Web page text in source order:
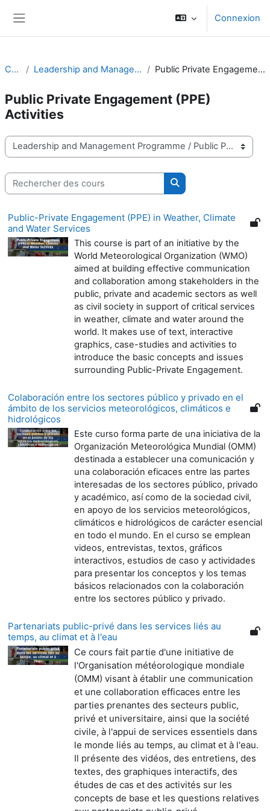
Connexion
Cours Leadership and Management Programme Public Private Engagement (PPE) Activities
Public Private Engagement (PPE)
Activities
Catégories de cours
Rechercher des cours
Rechercher des cours
Public-Private Engagement (PPE) in Weather, Climate
and Water Services
This course is part of an initiative by the
World Meteorological Organization (WMO)
aimed at building effective communication
and collaboration among stakeholders in the
public, private and academic sectors as well
as civil society in support of critical services
in weather, climate and water around the
world. It makes use of text, interactive
graphics, case-studies and activities to
introduce the basic concepts and issues
surrounding Public-Private Engagement.
Colaboración entre los sectores público y privado en el
ámbito de los servicios meteorológicos, climáticos e
hidrológicos
Este curso forma parte de una iniciativa de la
Organización Meteorológica Mundial (OMM)
destinada a establecer una comunicación y
una colaboración eficaces entre las partes
interesadas de los sectores público, privado
y académico, así como de la sociedad civil,
en apoyo de los servicios meteorológicos,
climáticos e hidrológicos de carácter esencial
en todo el mundo. En el curso se emplean
videos, entrevistas, textos, gráficos
interactivos, estudios de caso y actividades
para presentar los conceptos y los temas
básicos relacionados con la colaboración
entre los sectores público y privado.
Partenariats public-privé dans les services liés au
temps, au climat et à l'eau
Ce cours fait partie d'une initiative de
l'Organisation météorologique mondiale
(OMM) visant à établir une communication
et une collaboration efficaces entre les
parties prenantes des secteurs public,
privé et universitaire, ainsi que la société
civile, à l'appui de services essentiels dans
le monde liés au temps, au climat et à l'eau.
Il présente des vidéos, des entretiens, des
textes, des graphiques interactifs, des
études de cas et des activités sur les
concepts de base et les questions relatives